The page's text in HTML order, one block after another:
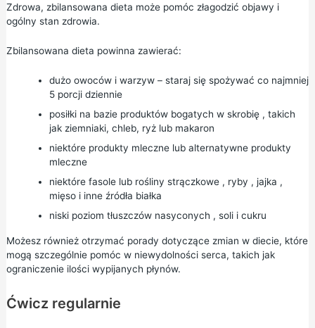
Zdrowa, zbilansowana dieta może pomóc złagodzić objawy i
ogólny stan zdrowia.
Zbilansowana dieta powinna zawierać:
dużo owoców i warzyw – staraj się spożywać co najmniej
5 porcji dziennie
posiłki na bazie produktów bogatych w skrobię, takich
jak ziemniaki, chleb, ryż lub makaron
niektóre produkty mlecznelub alternatywne produkty
mleczne
niektóre fasole lub rośliny strączkowe, ryby , jajka ,
mięsoi inne źródła białka
niski poziom tłuszczów nasyconych , solii cukru
Możesz również otrzymać porady dotyczące zmian w diecie, które
mogą szczególnie pomóc w niewydolności serca, takich jak
ograniczenie ilości wypijanych płynów.
Ćwicz regularnie